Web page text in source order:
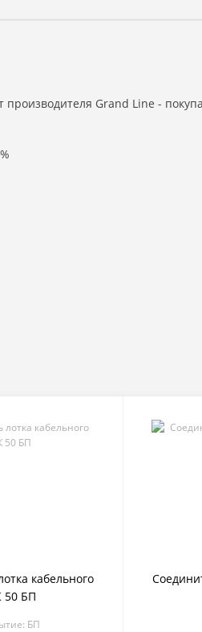
Grand Line -
кабельного
50 БП
БП